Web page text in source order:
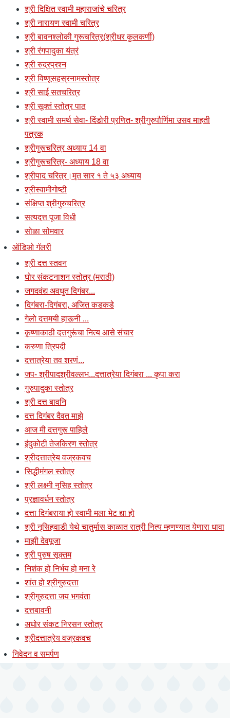
श्री दिक्षित स्वामी महाराजांचे चरित्र
श्री नारायण स्वामी चरित्र
श्री बावनश्लोकी गुरूचरित्र(श्रीधर कुलकर्णी)
श्री रंगपादुका यंत्रं
श्री रुद्रप्रश्न
श्री विष्णूसहस्रनामस्तोत्र
श्री साई सतचरित्र
श्री सूक्तं स्तोत्र पाठ
श्री स्वामी समर्थ सेवा- दिंडोरी प्रणित- श्रीगुरुपौर्णिमा उसव माहती
पत्रक
श्रीगुरूचरित्र अध्याय 14 वा
श्रीगुरूचरित्र- अध्याय 18 वा
श्रीपाद चरित्र।मृत सार १ ते ५३ अध्याय
श्रीस्वामीगोष्टी
संक्षिप्त श्रीगुरुचरित्र
सत्यदत्त पूजा विधी
सोळा सोमवार
ऑडिओ गॅलरी
श्री दत्त स्तवन
घोर संकटनाशन स्तोत्र (मराठी)
जगदवंद्य अवधुत दिगंबर...
दिगंबरा-दिगंबरा, अजित कडकडे
गेलो दत्तमयी हाऊनी ...
कृष्णाकाठी दत्तगुरूंचा नित्य आसे संचार
करुणा त्रिपदी
दत्तात्रेया तव शरणं...
जप- श्रीपादश्रीवल्लभ...दत्तात्रेया दिगंबरा ... कृपा करा
गुरुपादुका स्तोत्र
श्री दत्त बावनि
दत्त दिगंबर दैवत माझे
आज मी दत्तगुरू पाहिले
इंदुकोटी तेजकिरण स्तोत्र
श्रीदत्तात्रेय वज्रकवच
सिद्धीमंगल स्तोत्र
श्री लक्ष्मी नृसिह स्तोत्र
प्रज्ञावर्धन स्तोत्र
दत्ता दिगंबराया हो स्वामी मला भेट द्या हो
श्री नृसिहवाडी येथे चातुर्मास काळात रात्री नित्य म्हणण्यात येणारा धावा
माझी देवपूजा
श्री पुरुष सूक्तम
निशंक हो निर्भय हो मना रे
शांत हो श्रीगुरुदत्ता
श्रीगुरुदत्ता जय भगवंता
दत्तबावनी
अघोर संकट निरसन स्तोत्र
श्रीदत्तात्रेय वज्रकवच
निवेदन व समर्पण